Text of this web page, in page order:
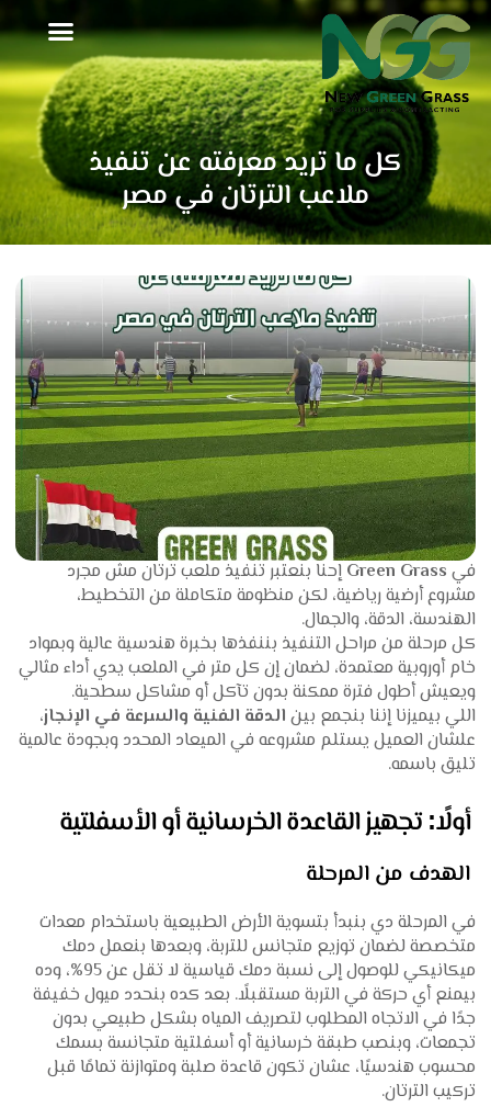
تخطي
إلى
المحتوى
كل ما تريد معرفته عن تنفيذ
ملاعب الترتان في مصر
في Green Grassإحنا بنعتبر تنفيذ ملعب ترتان مش مجرد
مشروع أرضية رياضية، لكن منظومة متكاملة من التخطيط،
الهندسة، الدقة، والجمال.
كل مرحلة من مراحل التنفيذ بننفذها بخبرة هندسية عالية وبمواد
خام أوروبية معتمدة، لضمان إن كل متر في الملعب يدي أداء مثالي
ويعيش أطول فترة ممكنة بدون تآكل أو مشاكل سطحية.
اللي بيميزنا إننا بنجمع بين الدقة الفنية والسرعة في الإنجاز،
علشان العميل يستلم مشروعه في الميعاد المحدد وبجودة عالمية
تليق باسمه.
أولًا: تجهيز القاعدة الخرسانية أو الأسفلتية
الهدف من المرحلة
في المرحلة دي بنبدأ بتسوية الأرض الطبيعية باستخدام معدات
متخصصة لضمان توزيع متجانس للتربة، وبعدها بنعمل دمك
ميكانيكي للوصول إلى نسبة دمك قياسية لا تقل عن 95%، وده
بيمنع أي حركة في التربة مستقبلًا. بعد كده بنحدد ميول خفيفة
جدًا في الاتجاه المطلوب لتصريف المياه بشكل طبيعي بدون
تجمعات، وبنصب طبقة خرسانية أو أسفلتية متجانسة بسمك
محسوب هندسيًا، عشان تكون قاعدة صلبة ومتوازنة تمامًا قبل
تركيب الترتان.